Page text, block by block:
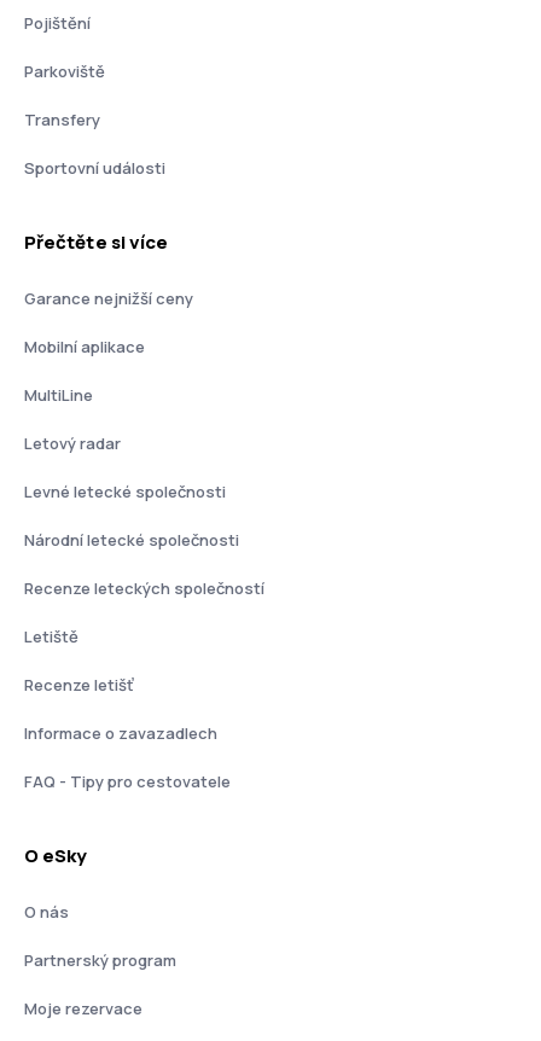
Pojištění
Parkoviště
Transfery
Sportovní události
Přečtěte si více
Garance nejnižší ceny
Mobilní aplikace
MultiLine
Letový radar
Levné letecké společnosti
Národní letecké společnosti
Recenze leteckých společností
Letiště
Recenze letišť
Informace o zavazadlech
FAQ - Tipy pro cestovatele
O eSky
O nás
Partnerský program
Moje rezervace